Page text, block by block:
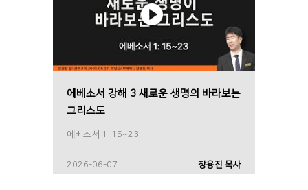
에베소서 강해 3 새로운 생명의 바라보는
그리스도
에베소서 1: 15~23
2026-06-07 장용진 목사